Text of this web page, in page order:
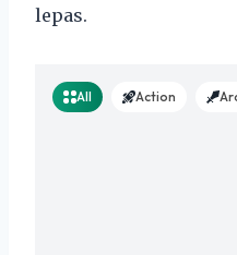
lepas.